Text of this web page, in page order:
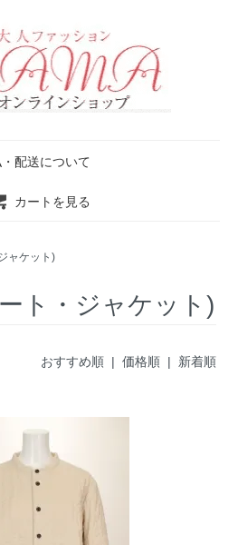
配送について
カートを見る
ャケット)
ト・ジャケット)
おすすめ順 | 価格順| 新着順